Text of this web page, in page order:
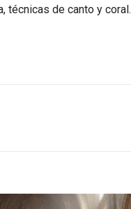
técnicas de canto y coral.